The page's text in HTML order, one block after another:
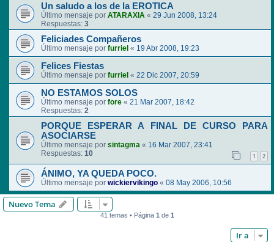
Un saludo a los de la EROTICA
Último mensaje por ATARAXIA « 29 Jun 2008, 13:24
Respuestas: 3
Feliciades Compañeros
Último mensaje por furriel « 19 Abr 2008, 19:23
Felices Fiestas
Último mensaje por furriel « 22 Dic 2007, 20:59
NO ESTAMOS SOLOS
Último mensaje por fore « 21 Mar 2007, 18:42
Respuestas: 2
PORQUE ESPERAR A FINAL DE CURSO PARA
ASOCIARSE
Último mensaje por sintagma « 16 Mar 2007, 23:41
Respuestas: 10 1 2
ÁNIMO, YA QUEDA POCO.
Último mensaje por wickiervikingo « 08 May 2006, 10:56
Nuevo Tema
41 temas • Página 1 de 1
Ir a